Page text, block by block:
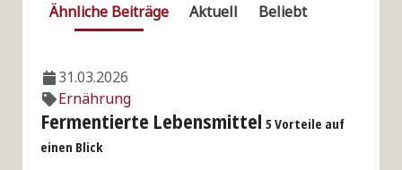
Ähnliche Beiträge Aktuell Beliebt
31.03.2026
Ernährung
Fermentierte Lebensmittel 5 Vorteile auf
einen Blick